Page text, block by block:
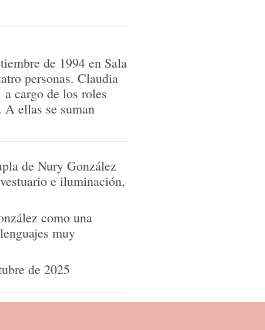
de 1994 en Sala
personas. Claudia
cargo de los roles
ellas se suman
de Nury González
e iluminación,
como una
muy
de 2025